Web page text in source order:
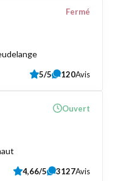
Fermé
5/5 120Avis
Ouvert
4,66/5 3127Avis